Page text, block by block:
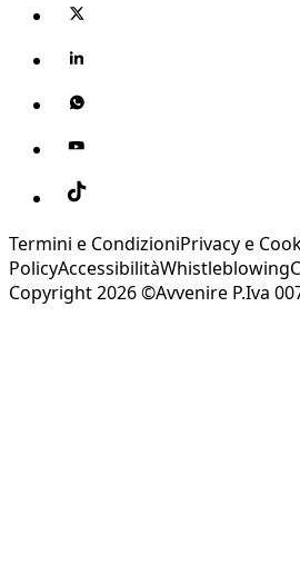
Termini e CondizioniPrivacy e
PolicyAccessibilitàWhistleblowing
Copyright 2026 ©Avvenire P.Iva